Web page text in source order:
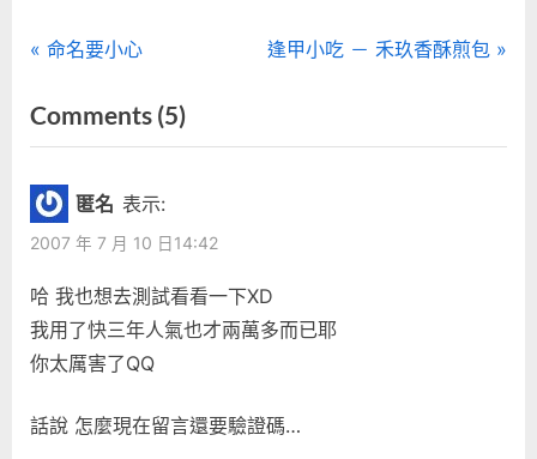
文
章
導
覽
P
e
v
i
o
u
P
t
命名要小心
N
t
:
逢甲小吃 － 禾玖香酥煎包
Comments (5)on
“部
張
週
慶”
匿名 表示:
2007 年 7 月 10 日14:42
哈 我也想去測試看看一下XD
我用了快三年人氣也才兩萬多而已耶
你太厲害了QQ
話說 怎麼現在留言還要驗證碼…